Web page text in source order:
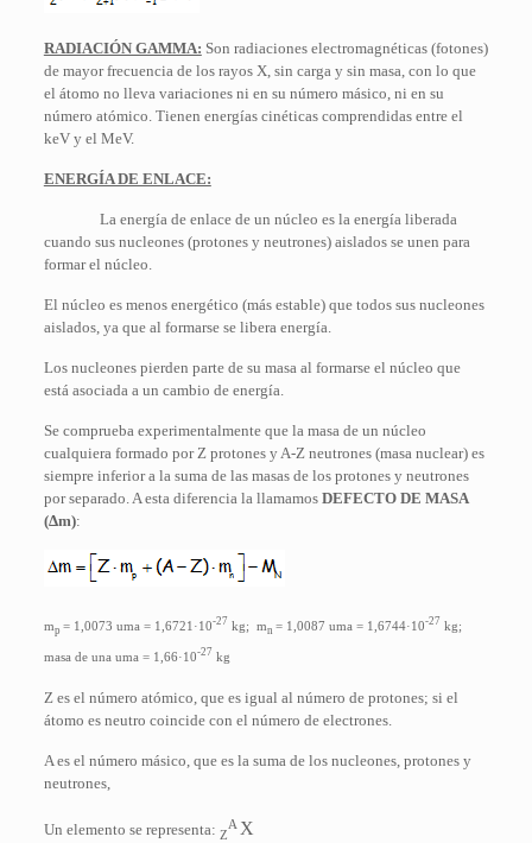
RADIACIÓN GAMMA: Son radiaciones electromagnéticas (fotones)
de mayor frecuencia de los rayos X, sin carga y sin masa, con lo que
el átomo no lleva variaciones ni en su número másico, ni en su
número atómico. Tienen energías cinéticas comprendidas entre el
keV y el MeV.
ENERGÍA DE ENLACE:
La energía de enlace de un núcleo es la energía liberada
cuando sus nucleones (protones y neutrones) aislados se unen para
formar el núcleo.
El núcleo es menos energético (más estable) que todos sus nucleones
aislados, ya que al formarse se libera energía.
Los nucleones pierden parte de su masa al formarse el núcleo que
está asociada a un cambio de energía.
Se comprueba experimentalmente que la masa de un núcleo
cualquiera formado por Z protones y A-Z neutrones (masa nuclear) es
siempre inferior a la suma de las masas de los protones y neutrones
por separado. A esta diferencia la llamamos DEFECTO DE MASA
(Δm):
mp = 1,0073 uma = 1,6721·10-27 kg; mn = 1,0087 uma = 1,6744·10-27 kg;
masa de una uma = 1,66·10-27 kg
Z es el número atómico, que es igual al número de protones; si el
átomo es neutro coincide con el número de electrones.
A es el número másico, que es la suma de los nucleones, protones y
neutrones,
Un elemento se representa: Z
A X